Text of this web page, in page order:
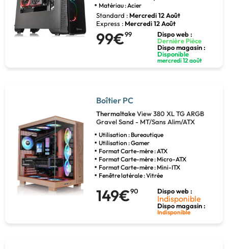
Matériau : Acier
Standard : Mercredi 12 Août
Express : Mercredi 12 Août
99€99
Dispo web :
Dernière Pièce
Dispo magasin :
Disponible
mercredi 12 août
Boîtier PC
ThermaltakeView 380 XL TG ARGB
Gravel Sand - MT/Sans Alim/ATX
Utilisation : Bureautique
Utilisation : Gamer
Format Carte-mère : ATX
Format Carte-mère : Micro-ATX
Format Carte-mère : Mini-ITX
Fenêtre latérale : Vitrée
149€90 Dispo web :
Indisponible
Dispo magasin :
Indisponible